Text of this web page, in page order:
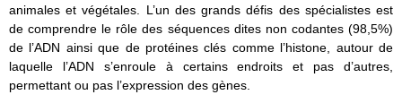
animales et végétales. L’un des grands défis des spécialistes est
de comprendre le rôle des séquences dites non codantes (98,5%)
de l’ADN ainsi que de protéines clés comme l’histone, autour de
laquelle l’ADN s’enroule à certains endroits et pas d’autres,
permettant ou pas l’expression des gènes.